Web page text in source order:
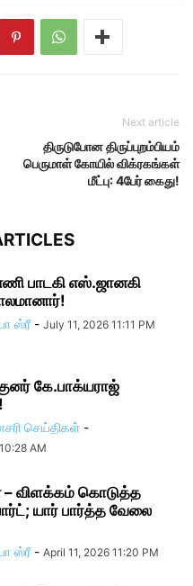
Next article
திருடுபோன திருப்புறம்பியம்
பெருமாள் கோயில் விக்ரகங்கள்
மீட்பு: 4பேர் கைது!
பாடகி எஸ்.ஜானகி
ஸ்ரீ - July 11, 2026 11:11 PM
கே.பாக்யராஜ்
செய்திகள் -
AM
விளக்கம் கொடுத்த
யார் பார்த்த வேலை
ஸ்ரீ - April 11, 2026 11:20 PM